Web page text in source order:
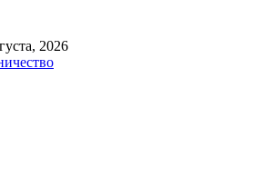
2026